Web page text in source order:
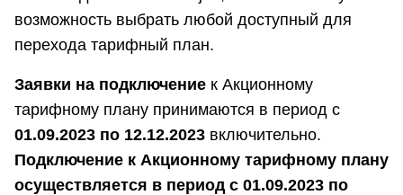
возможность выбрать любой доступный для
перехода тарифный план.
Заявки на подключение к Акционному
тарифному плану принимаются в период с
01.09.2023 по 12.12.2023 включительно.
Подключение к Акционному тарифному плану
осуществляется в период с 01.09.2023 по